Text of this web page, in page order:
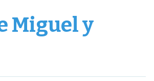
Miguel y